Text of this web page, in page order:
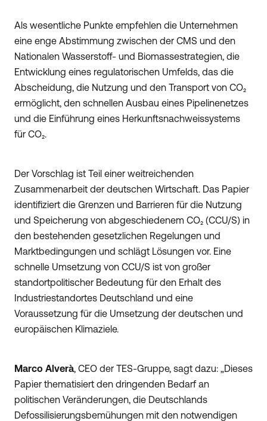
Als wesentliche Punkte empfehlen die Unternehmen
eine enge Abstimmung zwischen der CMS und den
Nationalen Wasserstoff- und Biomassestrategien, die
Entwicklung eines regulatorischen Umfelds, das die
Abscheidung, die Nutzung und den Transport von CO₂
ermöglicht, den schnellen Ausbau eines Pipelinenetzes
und die Einführung eines Herkunftsnachweissystems
für CO₂.
Der Vorschlag ist Teil einer weitreichenden
Zusammenarbeit der deutschen Wirtschaft. Das Papier
identifiziert die Grenzen und Barrieren für die Nutzung
und Speicherung von abgeschiedenem CO₂ (CCU/S) in
den bestehenden gesetzlichen Regelungen und
Marktbedingungen und schlägt Lösungen vor. Eine
schnelle Umsetzung von CCU/S ist von großer
standortpolitischer Bedeutung für den Erhalt des
Industriestandortes Deutschland und eine
Voraussetzung für die Umsetzung der deutschen und
europäischen Klimaziele.
Marco Alverà, CEO der TES-Gruppe, sagt dazu: „Dieses
Papier thematisiert den dringenden Bedarf an
politischen Veränderungen, die Deutschlands
Defossilisierungsbemühungen mit den notwendigen